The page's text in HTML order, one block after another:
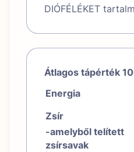
DIÓFÉLÉKET
Átlagos tápérték
Energia
Zsír
-amelyből telített
zsírsavak